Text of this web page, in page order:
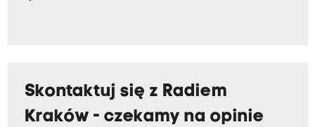
Skontaktuj się z Radiem
Kraków - czekamy na opinie